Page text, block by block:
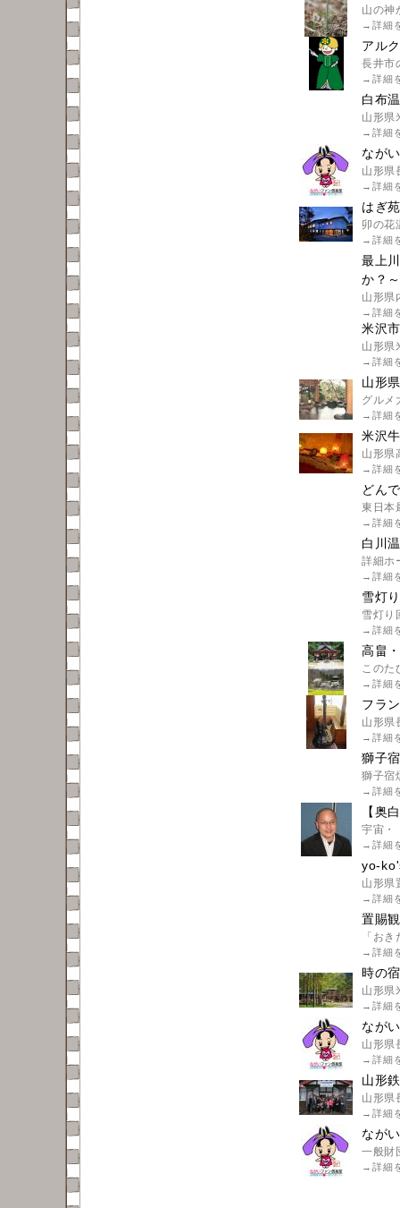
山の神
→ 詳細
アル
長井市
→ 詳細
白布
山形県
→ 詳細
なが
山形県
→ 詳細
はぎ
卯の花
→ 詳細
最上
か？
山形県
→ 詳細
米沢
山形県
→ 詳細
山形
グルメ
→ 詳細
米沢
山形県
→ 詳細
どん
東日本
→ 詳細
白川
詳細ホ
→ 詳細
雪灯
雪灯り
→ 詳細
高畠
このた
→ 詳細
フラ
山形県
→ 詳細
獅子
獅子宿
→ 詳細
【奥
宇宙・
→ 詳細
yo-
山形県
→ 詳細
置賜
「お
→ 詳細
時の
山形県
→ 詳細
なが
山形県
→ 詳細
山形
山形県
→ 詳細
なが
一般財
→ 詳細